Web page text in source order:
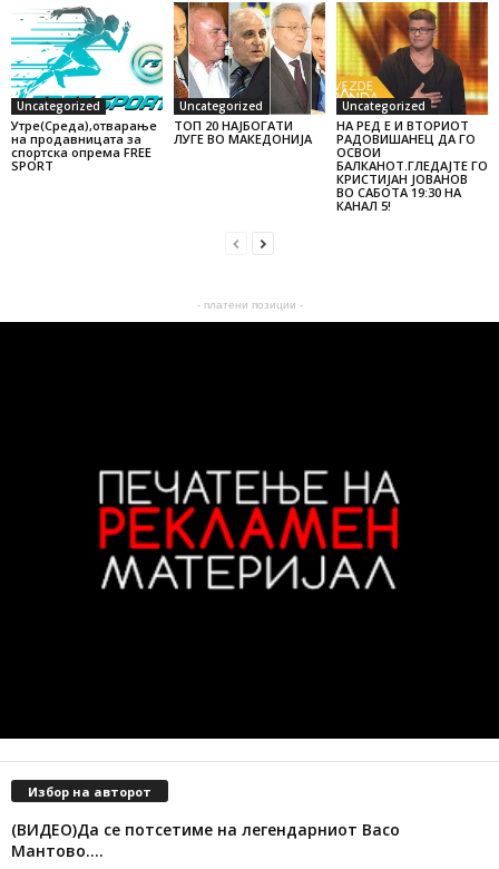
Uncategorized
Утре(Среда),отварање
на продавницата за
спортска опрема FREE
SPORT
Uncategorized
ТОП 20 НАЈБОГАТИ
ЛУГЕ ВО МАКЕДОНИЈА
Uncategorized
НА РЕД Е И ВТОРИОТ
РАДОВИШАНЕЦ ДА ГО
ОСВОИ
БАЛКАНОТ.ГЛЕДАЈТЕ ГО
КРИСТИЈАН ЈОВАНОВ
ВО САБОТА 19:30 НА
КАНАЛ 5!
- платени позиции -
Избор на авторот
(ВИДЕО)Да се потсетиме на легендарниот Васо
Мантово….